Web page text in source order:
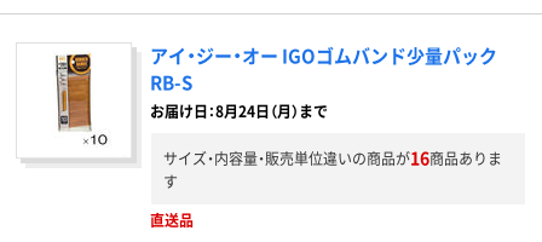
アイ・ジー・オー IGOゴムバンド少量パック
RB-S
お届け日：8月24日（月）まで
サイズ・内容量・販売単位違いの商品が16商品ありま
す
直送品